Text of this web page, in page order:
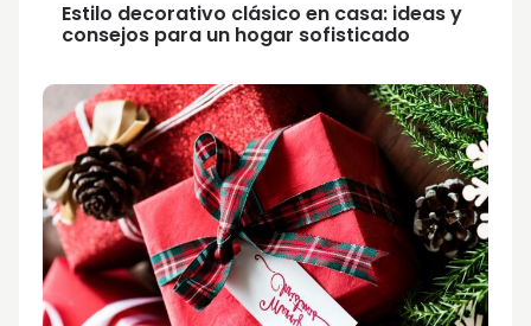
Estilo decorativo clásico en casa: ideas y
consejos para un hogar sofisticado